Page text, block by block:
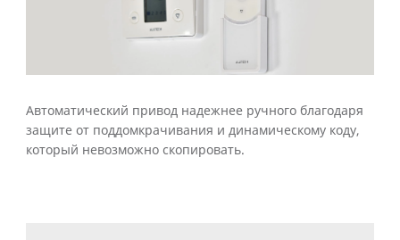
Автоматический привод надежнее ручного благодаря
защите от поддомкрачивания и динамическому коду,
который невозможно скопировать.